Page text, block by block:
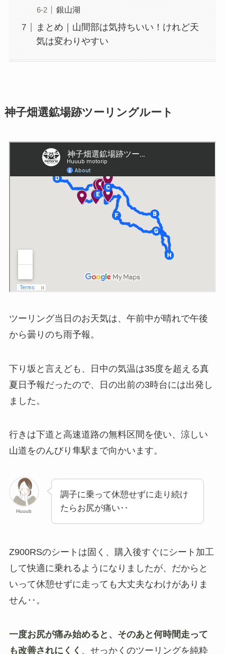
銀山湖
まとめ｜山間部は気持ちいい！けれど天
気は変わりやすい
神子畑選鉱場跡ツーリングルート
ツーリング当日のお天気は、午前中が晴れで午後
から曇りのち雨予報。
下り坂と言えども、日中の気温は35度を超える真
夏日予報だったので、日の出前の3時台には出発し
ました。
行きは下道と高速道路の無料区間を使い、涼しい
山道をのんびり隼駅まで向かいます。
Huuub
調子に乗って休憩せずに走り続け
たらお尻が痛い‥
Z900RSのシートは固く、購入後すぐにシート加工
して快適に乗れるようになりましたが、だからと
いって休憩せずに走っても大丈夫なわけがありま
せん‥。
一度お尻が痛み始めると、そのあと何時間走って
も改善されにくく 、せっかくのツーリングを純粋